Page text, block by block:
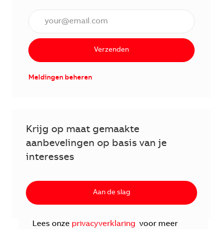
Verzenden
Meldingen beheren
Krijg op maat gemaakte
aanbevelingen op basis van je
interesses
Aan de slag
Lees onze privacyverklaring voor meer